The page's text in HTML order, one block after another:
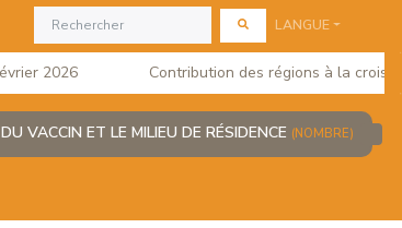
LANGUE
2026 Contribution des régions à la
VACCIN ET LE MILIEU DE RÉSIDENCE (NOMBRE)